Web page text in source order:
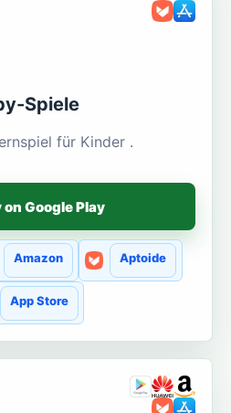
Spiele
für Kinder .
on Google Play
Amazon Aptoide
App Store